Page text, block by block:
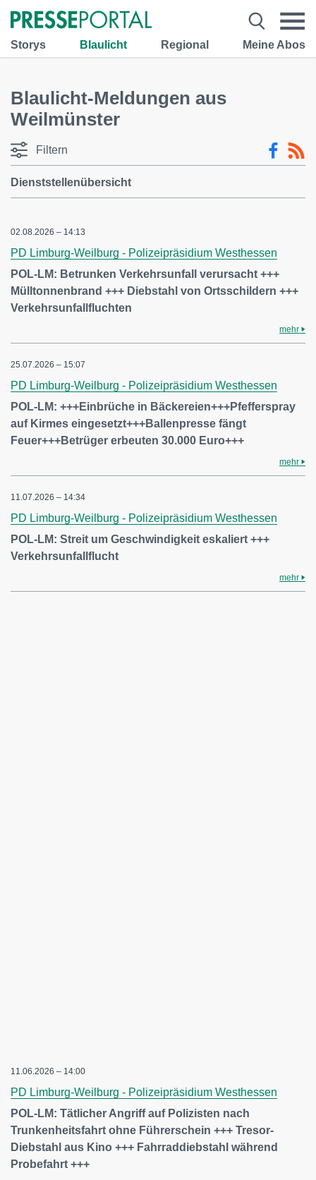
Storys Blaulicht Regional Meine Abos
Blaulicht-Meldungen aus
Weilmünster
Filtern
Dienststellenübersicht
02.08.2026 – 14:13
PD Limburg-Weilburg - Polizeipräsidium Westhessen
POL-LM: Betrunken Verkehrsunfall verursacht +++
Mülltonnenbrand +++ Diebstahl von Ortsschildern +++
Verkehrsunfallfluchten
mehr
25.07.2026 – 15:07
PD Limburg-Weilburg - Polizeipräsidium Westhessen
POL-LM: +++Einbrüche in Bäckereien+++Pfefferspray
auf Kirmes eingesetzt+++Ballenpresse fängt
Feuer+++Betrüger erbeuten 30.000 Euro+++
mehr
11.07.2026 – 14:34
PD Limburg-Weilburg - Polizeipräsidium Westhessen
POL-LM: Streit um Geschwindigkeit eskaliert +++
Verkehrsunfallflucht
mehr
11.06.2026 – 14:00
PD Limburg-Weilburg - Polizeipräsidium Westhessen
POL-LM: Tätlicher Angriff auf Polizisten nach
Trunkenheitsfahrt ohne Führerschein +++ Tresor-
Diebstahl aus Kino +++ Fahrraddiebstahl während
Probefahrt +++